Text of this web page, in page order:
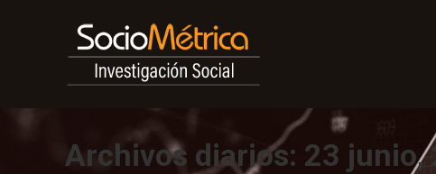
Archivos diarios: 23 junio,